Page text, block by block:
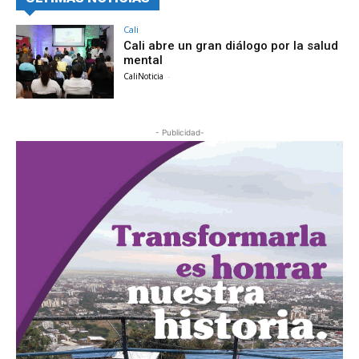
Cali
Cali abre un gran diálogo por la salud
mental
CaliNoticia -
- Publicidad-